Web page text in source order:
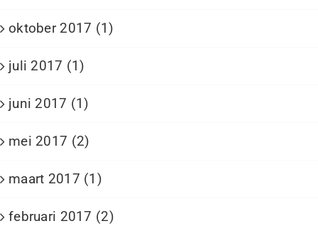
oktober 2017 (1)
juli 2017 (1)
juni 2017 (1)
mei 2017 (2)
maart 2017 (1)
februari 2017 (2)